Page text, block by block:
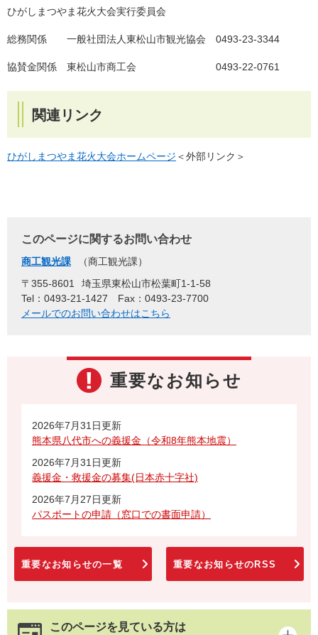
ひがしまつやま花火大会実行委員会
総務関係 一般社団法人東松山市観光協会 0493-23-3344
協賛金関係 東松山市商工会 0493-22-0761
関連リンク
ひがしまつやま花火大会ホームページ ＜外部リンク＞
このページに関するお問い合わせ
商工観光課
商工観光課
〒355-8601
埼玉県東松山市松葉町1-1-58
Tel：0493-21-1427
Fax：0493-23-7700
メールでのお問い合わせはこちら
重要なお知らせ
2026年7月31日更新
熊本県八代市への義援金（令和8年熊本地震）
2026年7月31日更新
義援金・救援金の募集(日本赤十字社)
2026年7月27日更新
パスポートの申請（窓口での書面申請）
重要なお知らせの一覧 重要なお知らせのRSS
このページを見ている方は